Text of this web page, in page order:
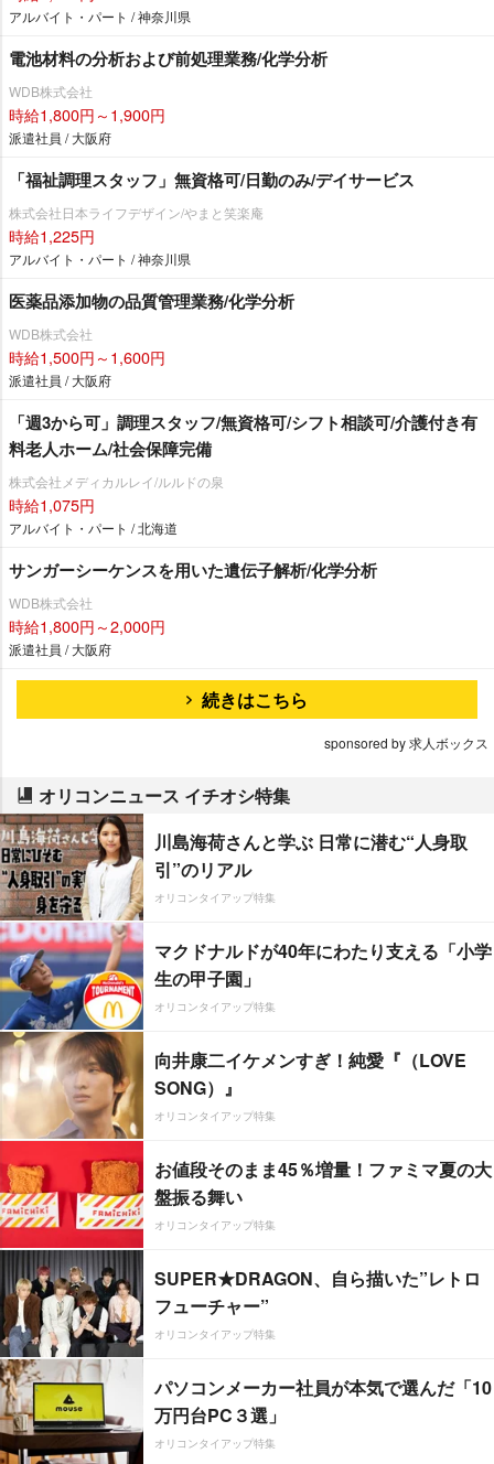
アルバイト・パート / 神奈川県
電池材料の分析および前処理業務/化学分析
WDB株式会社
時給1,800円～1,900円
派遣社員 / 大阪府
「福祉調理スタッフ」無資格可/日勤のみ/デイサービス
株式会社日本ライフデザイン/やまと笑楽庵
時給1,225円
アルバイト・パート / 神奈川県
医薬品添加物の品質管理業務/化学分析
WDB株式会社
時給1,500円～1,600円
派遣社員 / 大阪府
「週3から可」調理スタッフ/無資格可/シフト相談可/介護付き有
料老人ホーム/社会保障完備
株式会社メディカルレイ/ルルドの泉
時給1,075円
アルバイト・パート / 北海道
サンガーシーケンスを用いた遺伝子解析/化学分析
WDB株式会社
時給1,800円～2,000円
派遣社員 / 大阪府
続きはこちら
sponsored by 求人ボックス
オリコンニュース イチオシ特集
川島海荷さんと学ぶ 日常に潜む“人身取
引”のリアル
オリコンタイアップ特集
マクドナルドが40年にわたり支える「小学
生の甲子園」
オリコンタイアップ特集
向井康二イケメンすぎ！純愛『（LOVE
SONG）』
オリコンタイアップ特集
お値段そのまま45％増量！ファミマ夏の大
盤振る舞い
オリコンタイアップ特集
SUPER★DRAGON、自ら描いた”レトロ
フューチャー”
オリコンタイアップ特集
パソコンメーカー社員が本気で選んだ「10
万円台PC３選」
オリコンタイアップ特集